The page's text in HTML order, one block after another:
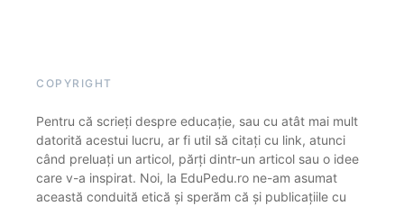
COPYRIGHT
Pentru că scrieți despre educație, sau cu atât mai mult
datorită acestui lucru, ar fi util să citați cu link, atunci
când preluați un articol, părți dintr-un articol sau o idee
care v-a inspirat. Noi, la EduPedu.ro ne-am asumat
această conduită etică și sperăm că și publicațiile cu